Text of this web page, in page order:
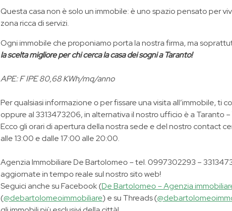
Questa casa non è solo un immobile: è uno spazio pensato per
zona ricca di servizi.
Ogni immobile che proponiamo porta la nostra firma, ma
la scelta migliore per chi cerca la casa dei sogni a Taranto!
APE: F IPE 80,68 KWh/mq/anno
Per qualsiasi informazione o per fissare una visita all’immobile, ti
oppure al 3313473206, in alternativa il nostro ufficio è a Taranto –
Ecco gli orari di apertura della nostra sede e del nostro contact
alle 13:00 e dalle 17:00 alle 20:00.
Agenzia Immobiliare De Bartolomeo – tel. 0997302293 –
aggiornate in tempo reale sul nostro sito web!
Seguici anche su Facebook (De Bartolomeo – Agenzia
(@debartolomeoimmobiliare) e su Threads (